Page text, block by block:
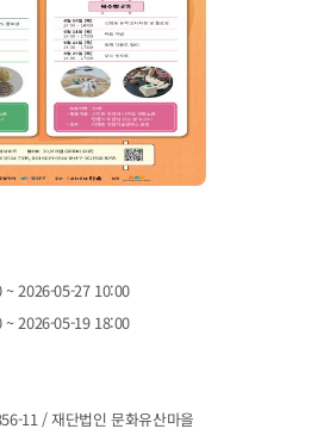
2026-05-27 10:00
2026-05-19 18:00
11 / 재단법인 문화유산마을